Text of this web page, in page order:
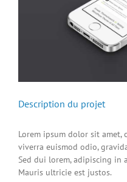
Description du projet
Lorem ipsum dolor sit amet,
viverra euismod odio,
Sed dui lorem, adipiscing in
Mauris ultricie est justos.